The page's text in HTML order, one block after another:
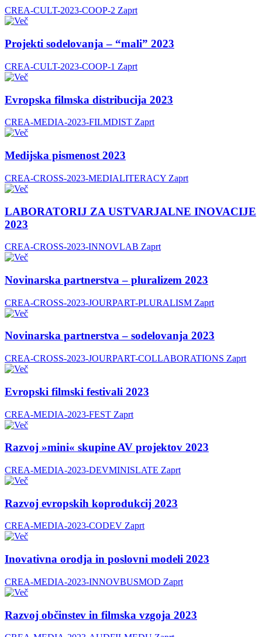
CREA-CULT-2023-COOP-2 Zaprt
Projekti sodelovanja – “mali” 2023
CREA-CULT-2023-COOP-1 Zaprt
Evropska filmska distribucija 2023
CREA-MEDIA-2023-FILMDIST Zaprt
Medijska pismenost 2023
CREA-CROSS-2023-MEDIALITERACY Zaprt
LABORATORIJ ZA USTVARJALNE INOVACIJE
2023
CREA-CROSS-2023-INNOVLAB Zaprt
Novinarska partnerstva – pluralizem 2023
CREA-CROSS-2023-JOURPART-PLURALISM Zaprt
Novinarska partnerstva – sodelovanja 2023
CREA-CROSS-2023-JOURPART-COLLABORATIONS Zaprt
Evropski filmski festivali 2023
CREA-MEDIA-2023-FEST Zaprt
Razvoj »mini« skupine AV projektov 2023
CREA-MEDIA-2023-DEVMINISLATE Zaprt
Razvoj evropskih koprodukcij 2023
CREA-MEDIA-2023-CODEV Zaprt
Inovativna orodja in poslovni modeli 2023
CREA-MEDIA-2023-INNOVBUSMOD Zaprt
Razvoj občinstev in filmska vzgoja 2023